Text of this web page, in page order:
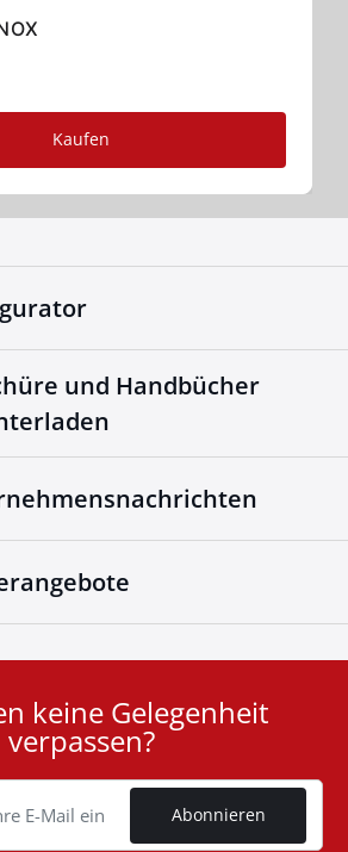
Kaufen
und Handbücher
keine Gelegenheit
verpassen?
Abonnieren